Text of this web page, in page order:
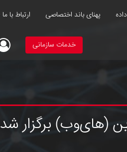
پهنای باند اختصاصی ارتباط با ما
خدمات سازمانی
(های‌وب) برگزار شد